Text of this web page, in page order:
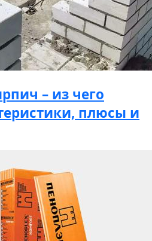
– из чего
плюсы и